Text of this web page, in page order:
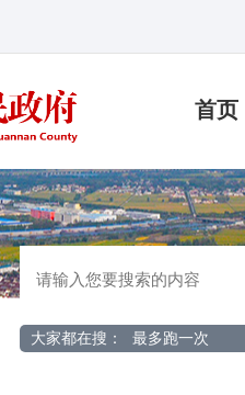
首页
大家都在搜： 最多跑一次